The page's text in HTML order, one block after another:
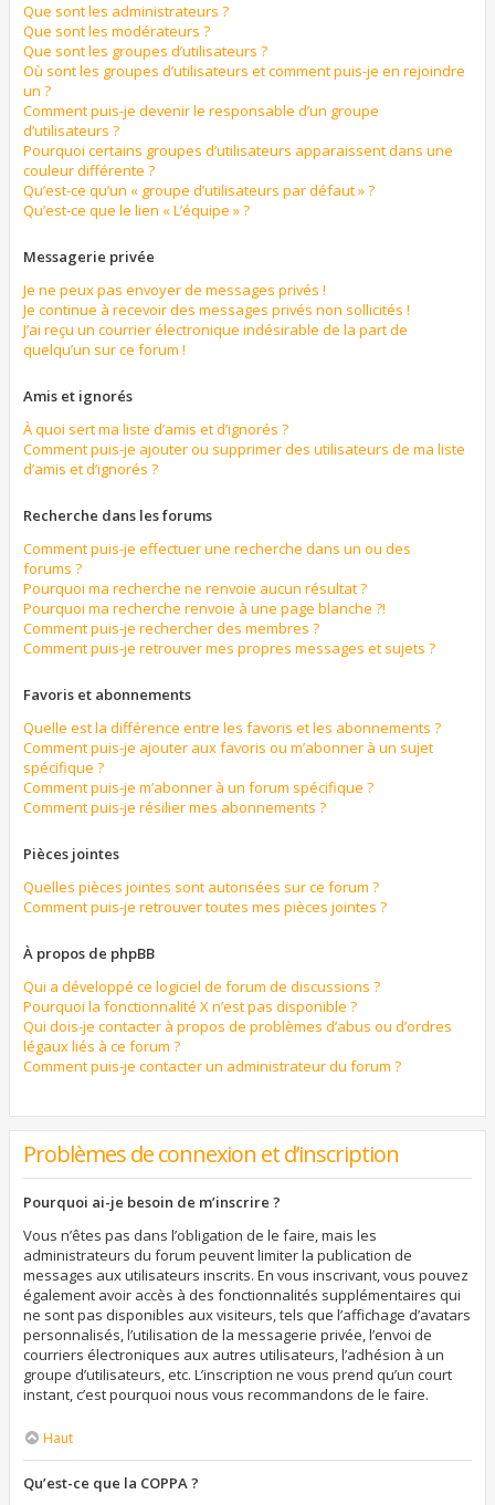
Que sont les administrateurs ?
Que sont les modérateurs ?
Que sont les groupes d’utilisateurs ?
Où sont les groupes d’utilisateurs et comment puis-je en rejoindre
un ?
Comment puis-je devenir le responsable d’un groupe
d’utilisateurs ?
Pourquoi certains groupes d’utilisateurs apparaissent dans une
couleur différente ?
Qu’est-ce qu’un « groupe d’utilisateurs par défaut » ?
Qu’est-ce que le lien « L’équipe » ?
Messagerie privée
Je ne peux pas envoyer de messages privés !
Je continue à recevoir des messages privés non sollicités !
J’ai reçu un courrier électronique indésirable de la part de
quelqu’un sur ce forum !
Amis et ignorés
À quoi sert ma liste d’amis et d’ignorés ?
Comment puis-je ajouter ou supprimer des utilisateurs de ma liste
d’amis et d’ignorés ?
Recherche dans les forums
Comment puis-je effectuer une recherche dans un ou des
forums ?
Pourquoi ma recherche ne renvoie aucun résultat ?
Pourquoi ma recherche renvoie à une page blanche ?!
Comment puis-je rechercher des membres ?
Comment puis-je retrouver mes propres messages et sujets ?
Favoris et abonnements
Quelle est la différence entre les favoris et les abonnements ?
Comment puis-je ajouter aux favoris ou m’abonner à un sujet
spécifique ?
Comment puis-je m’abonner à un forum spécifique ?
Comment puis-je résilier mes abonnements ?
Pièces jointes
Quelles pièces jointes sont autorisées sur ce forum ?
Comment puis-je retrouver toutes mes pièces jointes ?
À propos de phpBB
Qui a développé ce logiciel de forum de discussions ?
Pourquoi la fonctionnalité X n’est pas disponible ?
Qui dois-je contacter à propos de problèmes d’abus ou d’ordres
légaux liés à ce forum ?
Comment puis-je contacter un administrateur du forum ?
Problèmes de connexion et d’inscription
Pourquoi ai-je besoin de m’inscrire ?
Vous n’êtes pas dans l’obligation de le faire, mais les
administrateurs du forum peuvent limiter la publication de
messages aux utilisateurs inscrits. En vous inscrivant, vous pouvez
également avoir accès à des fonctionnalités supplémentaires qui
ne sont pas disponibles aux visiteurs, tels que l’affichage d’avatars
personnalisés, l’utilisation de la messagerie privée, l’envoi de
courriers électroniques aux autres utilisateurs, l’adhésion à un
groupe d’utilisateurs, etc. L’inscription ne vous prend qu’un court
instant, c’est pourquoi nous vous recommandons de le faire.
Haut
Qu’est-ce que la COPPA ?